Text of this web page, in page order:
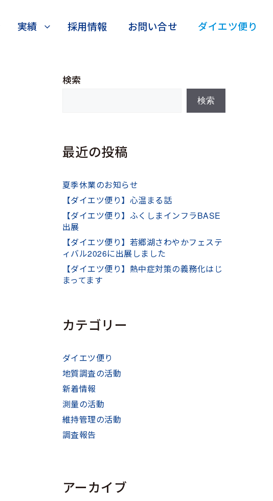
実績 採用情報 お問い合せ ダイエツ便り
検索
検索
最近の投稿
夏季休業のお知らせ
【ダイエツ便り】心温まる話
【ダイエツ便り】ふくしまインフラBASE
出展
【ダイエツ便り】若郷湖さわやかフェステ
ィバル2026に出展しました
【ダイエツ便り】熱中症対策の義務化はじ
まってます
カテゴリー
ダイエツ便り
地質調査の活動
新着情報
測量の活動
維持管理の活動
調査報告
アーカイブ